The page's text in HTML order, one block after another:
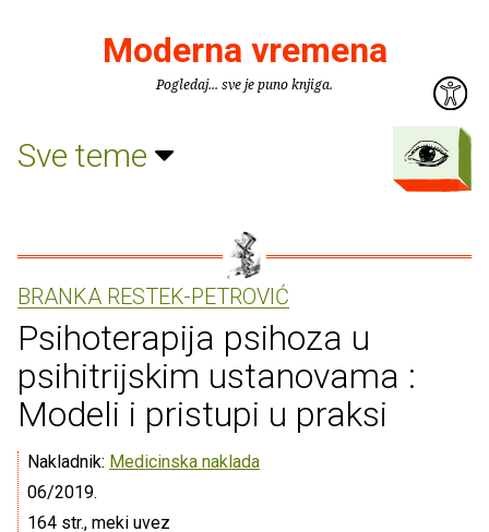
Moderna vremena
Pogledaj... sve je puno knjiga.
Sve teme
BRANKA RESTEK-PETROVIĆ
Psihoterapija psihoza u
psihitrijskim ustanovama :
Modeli i pristupi u praksi
Nakladnik: Medicinska naklada
06/2019.
164 str., meki uvez